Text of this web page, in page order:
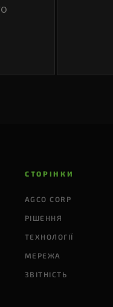
СТОРІНКИ
AGCO CORP
РІШЕННЯ
ТЕХНОЛОГІЇ
МЕРЕЖА
ЗВІТНІСТЬ